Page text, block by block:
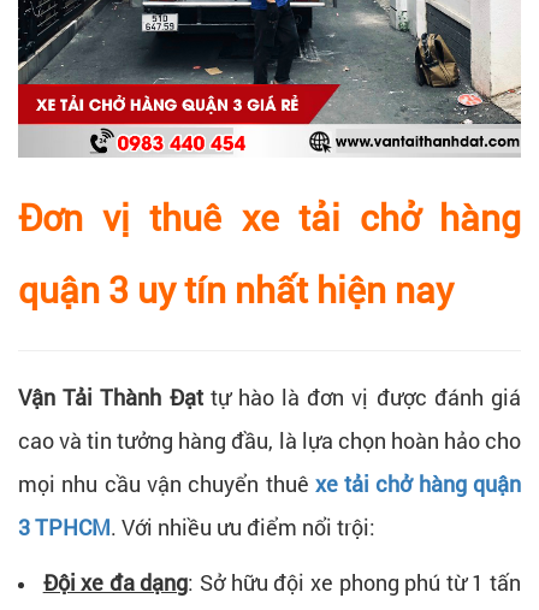
Đơn vị thuê xe tải chở hàng
quận 3 uy tín nhất hiện nay
Vận Tải Thành Đạttự hào là đơn vị được đánh giá
cao và tin tưởng hàng đầu, là lựa chọn hoàn hảo cho
mọi nhu cầu vận chuyển thuê xe tải chở hàng quận
3 TPHCM. Với nhiều ưu điểm nổi trội:
Đội xe đa dạng: Sở hữu đội xe phong phú từ 1 tấn